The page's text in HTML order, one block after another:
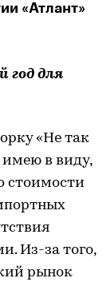
«Атлант»
год для
«Не так
имею в виду,
стоимости
Из-за того,
рынок